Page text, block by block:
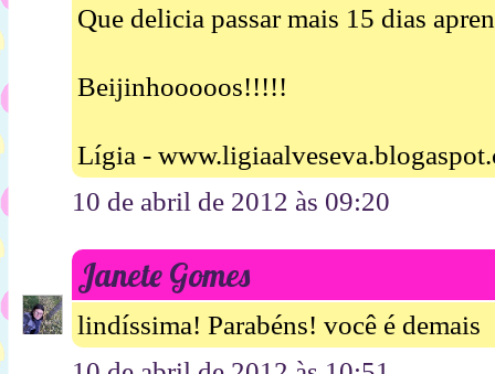
Que delicia passar mais 15 dias
Beijinhooooos!!!!!
Lígia -
10 de abril de 2012 às 09:20
Janete Gomes
lindíssima! Parabéns! você é demais